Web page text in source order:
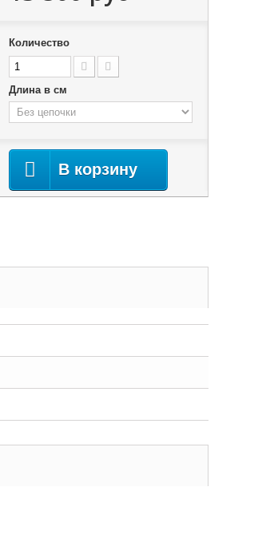
Количество
Длина в см
В корзину